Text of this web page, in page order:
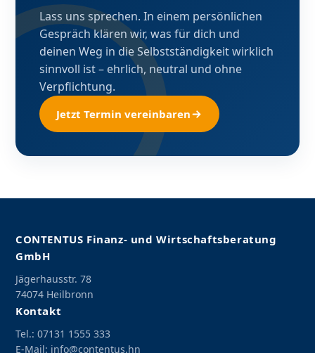
Lass uns sprechen. In einem persönlichen
Gespräch klären wir, was für dich und
deinen Weg in die Selbstständigkeit wirklich
sinnvoll ist – ehrlich, neutral und ohne
Verpflichtung.
Jetzt Termin vereinbaren
CONTENTUS Finanz- und Wirtschaftsberatung
GmbH
Jägerhausstr. 78
74074 Heilbronn
Kontakt
Tel.: 07131 1555 333
E-Mail: info@contentus.hn